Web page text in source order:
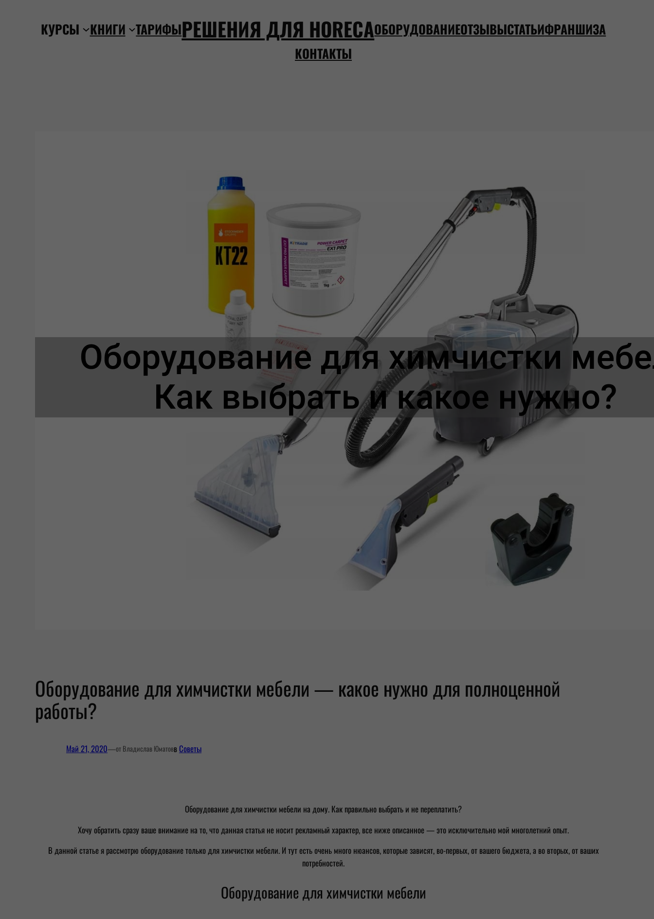
содержимомуКУРСЫ КНИГИ ТАРИФЫРЕШЕНИЯ ДЛЯ HORECAОБОРУДОВАНИЕОТЗЫВЫСТАТЬИФРАНШИЗА
КОНТАКТЫ
Оборудование для химчистки мебели — какое нужно для полноценной
работы?
Май 21, 2020—от Владислав Юматовв Советы
Оборудование для химчистки мебели на дому. Как правильно выбрать и не переплатить?
Хочу обратить сразу ваше внимание на то, что данная статья не носит рекламный характер, все ниже описанное — это исключительно мой многолетний опыт.
В данной статье я рассмотрю оборудование только для химчистки мебели. И тут есть очень много нюансов, которые зависят, во-первых, от вашего бюджета, а во вторых, от ваших
потребностей.
Оборудование для химчистки мебели